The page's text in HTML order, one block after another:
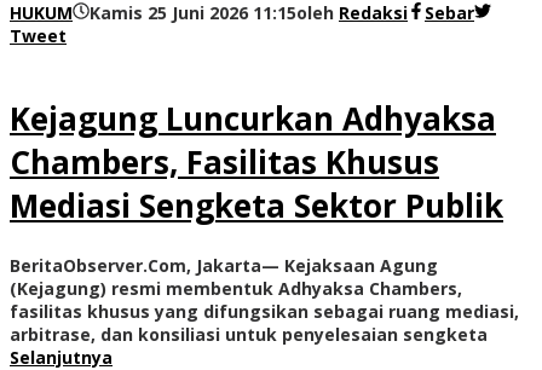
HUKUM
Kamis 25 Juni 2026 11:15oleh Redaksi
Sebar
Tweet
Kejagung Luncurkan Adhyaksa
Chambers, Fasilitas Khusus
Mediasi Sengketa Sektor Publik
BeritaObserver.Com, Jakarta— Kejaksaan Agung
(Kejagung) resmi membentuk Adhyaksa Chambers,
fasilitas khusus yang difungsikan sebagai ruang mediasi,
arbitrase, dan konsiliasi untuk penyelesaian sengketa
Selanjutnya